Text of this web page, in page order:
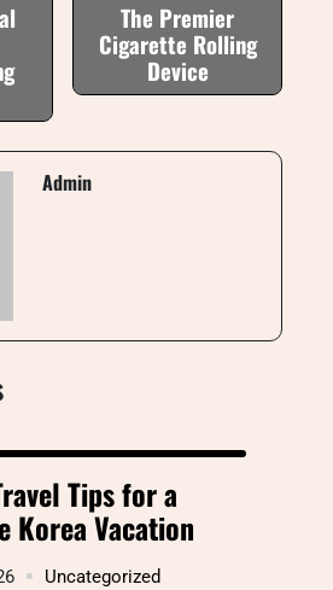
The Premier
Cigarette Rolling
Device
Admin
Tips for a
Korea Vacation
Uncategorized